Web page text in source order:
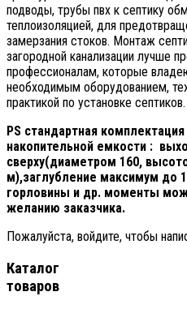
подводы, трубы пвх к септику
теплоизоляцией, для
замерзания стоков. Монтаж
загородной канализации лучше
профессионалам, которые
необходимым оборудованием,
практикой по установке септиков.
PS стандартная комплектация
накопительной емкости :
сверху(диаметром 160,
м),заглубление максимум до
горловины и др. моменты
желанию заказчика.
Пожалуйста, войдите, чтобы
Каталог
товаров